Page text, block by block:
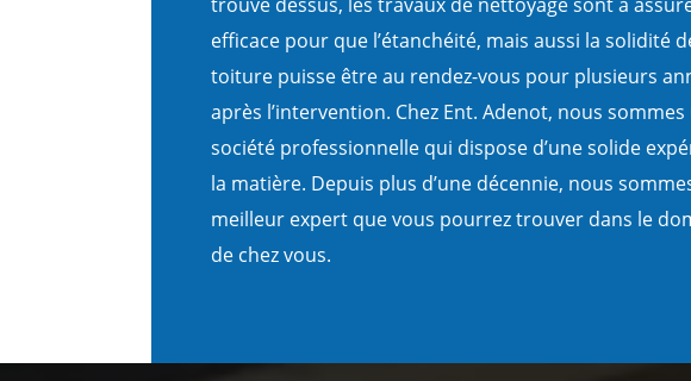
efficace pour que l’étanchéité, mais aussi la solidité
toiture puisse être au rendez-vous pour plusieurs
après l’intervention. Chez Ent. Adenot, nous sommes
société professionnelle qui dispose d’une solide
la matière. Depuis plus d’une décennie, nous
meilleur expert que vous pourrez trouver dans le
de chez vous.